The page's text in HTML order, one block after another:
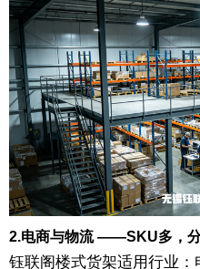
2.电商与物流 ——SKU多，
钰联阁楼式货架适用行业：